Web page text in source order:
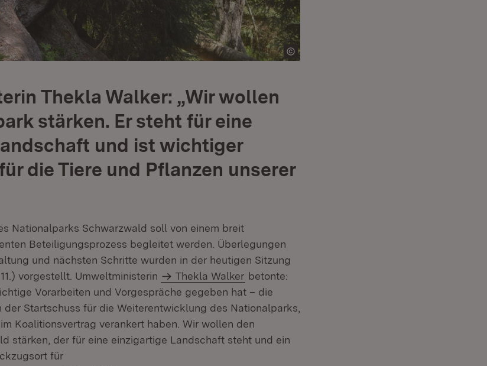
Thekla Walker: „Wir wollen
stärken. Er steht für eine
und ist wichtiger
die Tiere und Pflanzen unserer
Nationalparks Schwarzwald soll von einem breit
Beteiligungsprozess begleitet werden. Überlegungen
und nächsten Schritte wurden in der heutigen Sitzung
vorgestellt. Umweltministerin
Thekla Walker betonte:
Vorarbeiten und Vorgespräche gegeben hat – die
Startschuss für die Weiterentwicklung des Nationalparks,
Koalitionsvertrag verankert haben. Wir wollen den
stärken, der für eine einzigartige Landschaft steht und ein
für